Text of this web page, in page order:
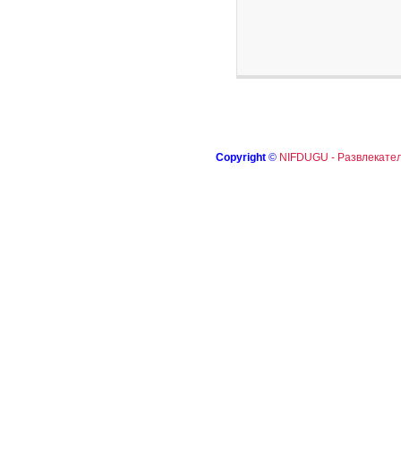
Copyright © NIFDUGU -